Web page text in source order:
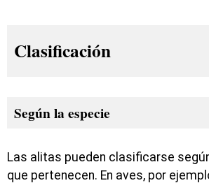
Clasificación
Según la especie
Las alitas pueden clasificarse
que pertenecen. En aves, por